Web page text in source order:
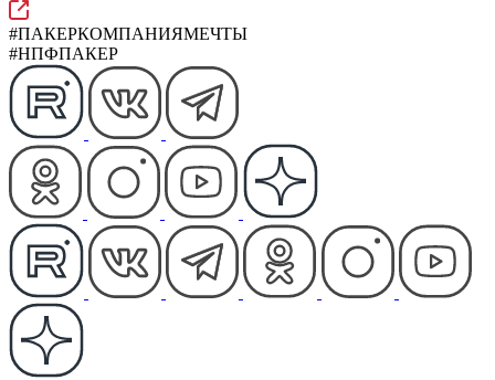
#ПАКЕРКОМПАНИЯМЕЧТЫ
#НПФПАКЕР